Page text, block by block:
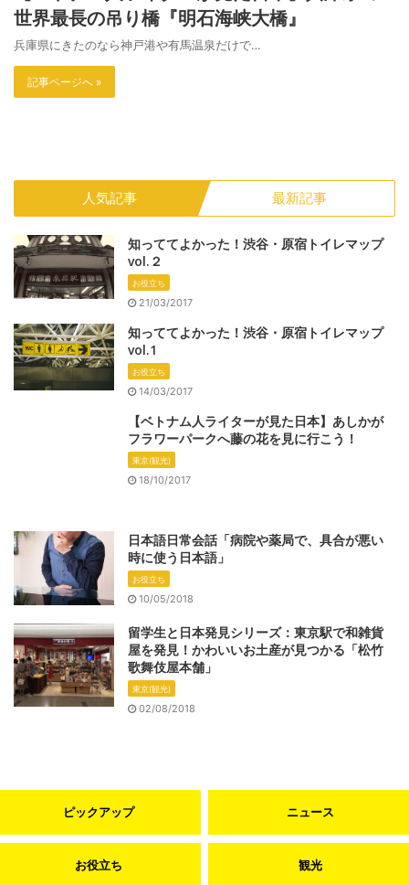
世界最長の吊り橋『明石海峡大橋』
兵庫県にきたのなら神戸港や有馬温泉だけで…
記事ページへ »
人気記事 最新記事
知っててよかった！渋谷・原宿トイレマップ
vol.２
お役立ち
21/03/2017
知っててよかった！渋谷・原宿トイレマップ
vol.1
お役立ち
14/03/2017
【ベトナム人ライターが見た日本】あしかが
フラワーパークへ藤の花を見に行こう！
東京(観光)
18/10/2017
日本語日常会話「病院や薬局で、具合が悪い
時に使う日本語」
お役立ち
10/05/2018
留学生と日本発見シリーズ：東京駅で和雑貨
屋を発見！かわいいお土産が見つかる「松竹
歌舞伎屋本舗」
東京(観光)
02/08/2018
ピックアップ ニュース
お役立ち 観光